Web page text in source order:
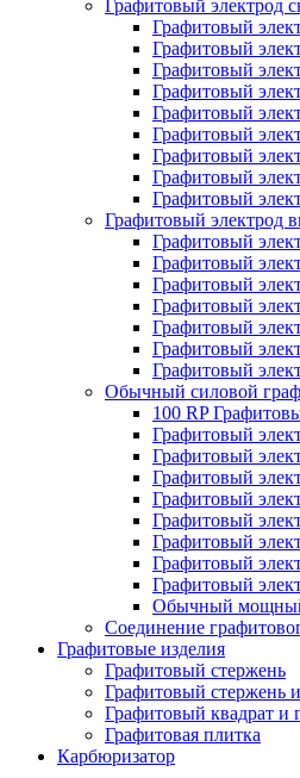
Графитовый электрод
Графитовый
Графитовый
Графитовый
Графитовый
Графитовый
Графитовый
Графитовый
Графитовый
Графитовый
Графитовый электрод
Графитовый
Графитовый
Графитовый
Графитовый
Графитовый
Графитовый
Графитовый
Обычный силовой
100 RP
Графитовый
Графитовый
Графитовый
Графитовый
Графитовый
Графитовый
Графитовый
Графитовый
Обычный мощный
Соединение
Графитовые изделия
Графитовый стержень
Графитовый стержень
Графитовый квадрат и
Графитовая плитка
Карбюризатор